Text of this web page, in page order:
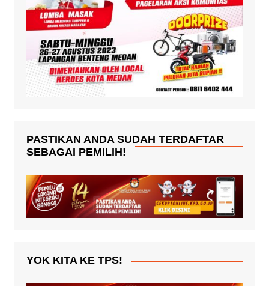
PASTIKAN ANDA SUDAH TERDAFTAR
SEBAGAI PEMILIH!
YOK KITA KE TPS!